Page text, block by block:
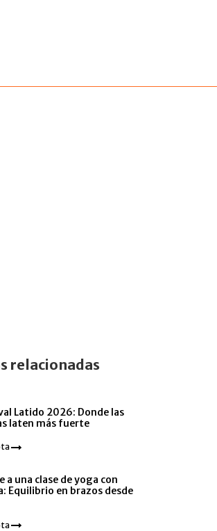
relacionadas
Latido 2026: Donde las
laten más fuerte
a una clase de yoga con
Equilibrio en brazos desde